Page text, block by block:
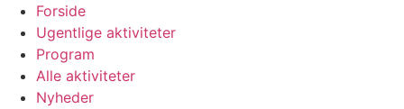
Videre
indhold
Forside
Ugentlige aktiviteter
Program
Alle aktiviteter
Nyheder